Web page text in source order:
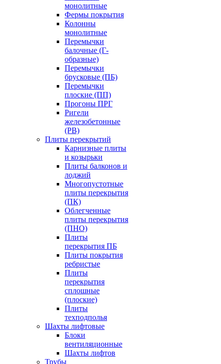
монолитные
Фермы покрытия
Колонны
монолитные
Перемычки
балочные (Г-
образные)
Перемычки
брусковые (ПБ)
Перемычки
плоские (ПП)
Прогоны ПРГ
Ригели
железобетонные
(РВ)
Плиты перекрытий
Карнизные плиты
и козырьки
Плиты балконов и
лоджий
Многопустотные
плиты перекрытия
(ПК)
Облегченные
плиты перекрытия
(ПНО)
Плиты
перекрытия ПБ
Плиты покрытия
ребристые
Плиты
перекрытия
сплошные
(плоские)
Плиты
техподполья
Шахты лифтовые
Блоки
вентиляционные
Шахты лифтов
Трубы